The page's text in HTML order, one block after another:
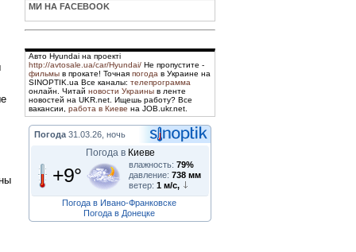
МИ НА FACEBOOK
Авто Hyundai на проекті
http://avtosale.ua/car/Hyundai/ Не пропустите -
фильмы в прокате! Точная погода в Украине на
SINOPTIK.ua Все каналы: телепрограмма
онлайн. Читай новости Украины в ленте
новостей на UKR.net. Ищешь работу? Все
вакансии, работа в Киеве на JOB.ukr.net.
Погода 31.03.26, ночь
Погода в Киеве
+9° влажность: 79%
давление: 738 мм
ветер: 1 м/с,
Погода в Ивано-Франковске
Погода в Донецке